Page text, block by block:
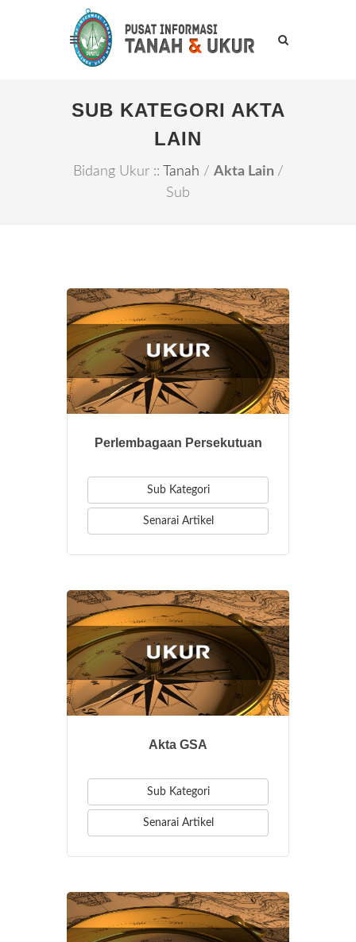
SUB KATEGORI AKTA
LAIN
Bidang Ukur :: Tanah / Akta Lain /
Sub
Perlembagaan Persekutuan
Sub Kategori
Senarai Artikel
Akta GSA
Sub Kategori
Senarai Artikel